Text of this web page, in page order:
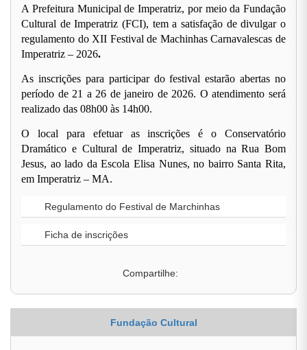
A Prefeitura Municipal de Imperatriz, por meio da Fundação
Cultural de Imperatriz (FCI), tem a satisfação de divulgar o
regulamento do XII Festival de Machinhas Carnavalescas de
Imperatriz – 2026.
As inscrições para participar do festivalestarão abertas no
período de 21 a 26 de janeiro de 2026. O atendimento será
realizado das 08h00 às 14h00.
O local para efetuar as inscrições é o Conservatório
Dramático e Cultural de Imperatriz, situado na Rua Bom
Jesus, ao lado da Escola Elisa Nunes, no bairro Santa Rita,
em Imperatriz – MA.
Regulamento do Festival de Marchinhas
Ficha de inscrições
Compartilhe:
Fundação Cultural